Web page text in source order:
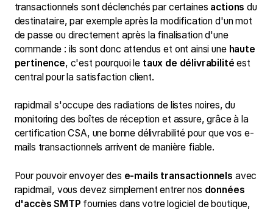
transactionnels sont déclenchés par certaines actions du
destinataire, par exemple après la modification d'un mot
de passe ou directement après la finalisation d'une
commande : ils sont donc attendus et ont ainsi une haute
pertinence, c'est pourquoi le taux de délivrabilité est
central pour la satisfaction client.
rapidmail s'occupe des radiations de listes noires, du
monitoring des boîtes de réception et assure, grâce à la
certification CSA, une bonne délivrabilité pour que vos e-
mails transactionnels arrivent de manière fiable.
Pour pouvoir envoyer des e-mails transactionnels avec
rapidmail, vous devez simplement entrer nos données
d'accès SMTP fournies dans votre logiciel de boutique,